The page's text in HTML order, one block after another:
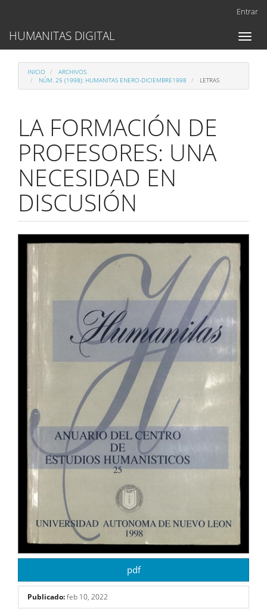
Contenido
principal
lateral
Entrar
Toggle
HUMANITAS DIGITAL
INICIO
ARCHIVOS
NÚM. 25 (1998): HUMANITAS ENERO-DICIEMBRE1998
LETRAS
LA FORMACIÓN DE
PROFESORES: UNA
NECESIDAD EN
DISCUSIÓN
Barra
lateral
del
artículo
pdf
Publicado:feb 10, 2022